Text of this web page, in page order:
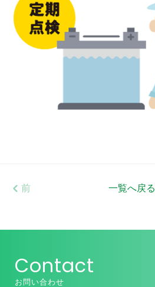
前 一覧へ戻る
Contact
お問い合わせ